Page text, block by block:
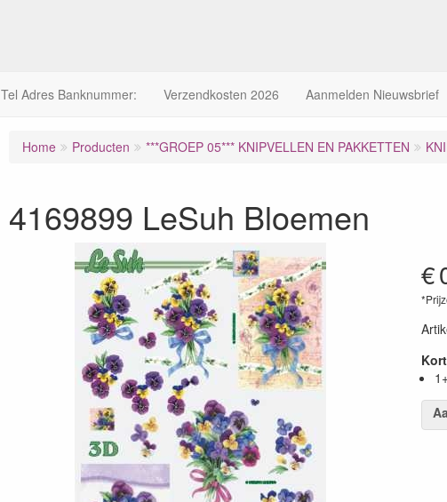
Tel Adres Banknummer: Verzendkosten 2026 Aanmelden Nieuwsbrief
Home Producten ***GROEP 05*** KNIPVELLEN EN PAKKETTEN
4169899 LeSuh Bloemen
€